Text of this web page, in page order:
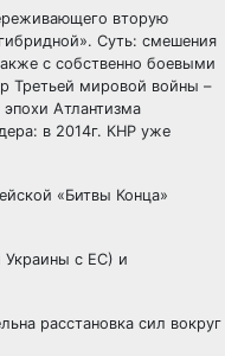
вторую
Суть: смешения
с собственно боевыми
Третьей мировой войны –
Атлантизма
в 2014г. КНР уже
«Битвы Конца»
Украины с ЕС) и
расстановка сил вокруг